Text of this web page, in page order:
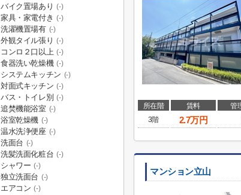
所在階 賃料 管
3階
2.7万円
マンション立山
バイク置場あり (-)
家具・家電付き (-)
洗濯機置場有 (-)
外観タイル張り (-)
コンロ２口以上 (-)
食器洗い乾燥機 (-)
システムキッチン (-)
対面式キッチン (-)
バス・トイレ別 (-)
追焚機能浴室 (-)
浴室乾燥機 (-)
温水洗浄便座 (-)
洗面台 (-)
洗髪洗面化粧台 (-)
シャワー (-)
独立洗面台 (-)
エアコン (-)